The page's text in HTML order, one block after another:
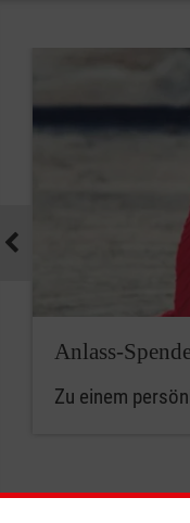
Anlass-
Zu einem